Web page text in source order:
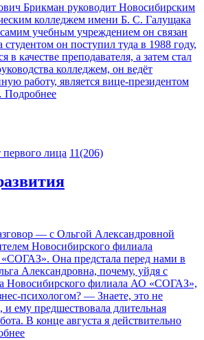
Брикман руководит Новосибирским
колледжем имени Б. С. Галущака
учебным учреждением он связан
студентом он поступил туда в 1988 году,
в качестве преподавателя, а затем стал
колледжем, он ведёт
работу, является вице-президентом
лица 11(206)
— с Ольгой Александровной
Новосибирского филиала
Она предстала перед нами в
Александровна, почему, уйдя с
Новосибирского филиала АО «СОГАЗ»,
психологом? — Знаете, это не
ему предшествовала длительная
В конце августа я действительно